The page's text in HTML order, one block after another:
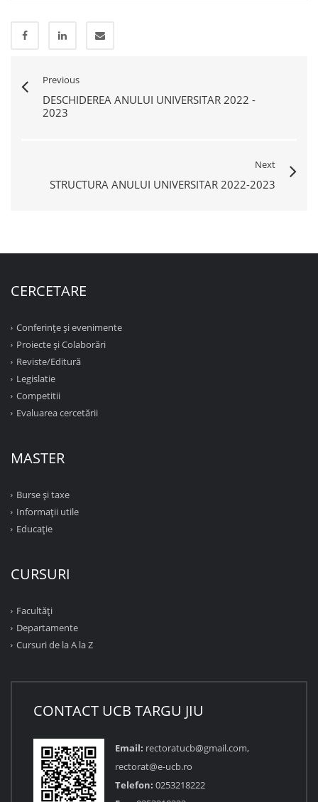
Previous
DESCHIDEREA ANULUI UNIVERSITAR 2022 -
2023
Next
STRUCTURA ANULUI UNIVERSITAR 2022-2023
CERCETARE
Conferinţe şi evenimente
Proiecte şi Colaborări
Reviste/Editură
Legislatie
Competitii
Evaluarea cercetării
MASTER
Burse și taxe
Informații utile
Educație
CURSURI
Facultăţi
Departamente
Cursuri de la A la Z
CONTACT UCB TARGU JIU
Email: rectoratucb@gmail.com,
rectorat@e-ucb.ro
Telefon: 0253218222